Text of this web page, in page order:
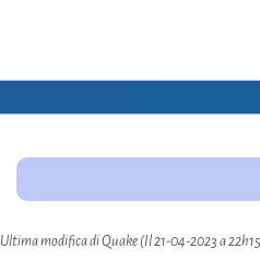
Ultima modifica di Quake (Il 21-04-2023 a